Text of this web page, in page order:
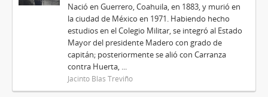
Nació en Guerrero, Coahuila, en 1883, y murió en
la ciudad de México en 1971. Habiendo hecho
estudios en el Colegio Militar, se integró al Estado
Mayor del presidente Madero con grado de
capitán; posteriormente se alió con Carranza
contra Huerta, ...
Jacinto Blas Treviño